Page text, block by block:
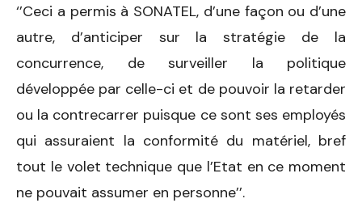
‘’Ceci a permis à SONATEL, d’une façon ou d’une
autre, d’anticiper sur la stratégie de la
concurrence, de surveiller la politique
développée par celle-ci et de pouvoir la retarder
ou la contrecarrer puisque ce sont ses employés
qui assuraient la conformité du matériel, bref
tout le volet technique que l’Etat en ce moment
ne pouvait assumer en personne’’.